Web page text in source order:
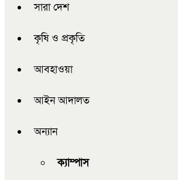
সারা দেশ
কৃষি ও প্রকৃতি
আবহাওয়া
আইন আদালত
অন্যান
ক্যাম্পাস